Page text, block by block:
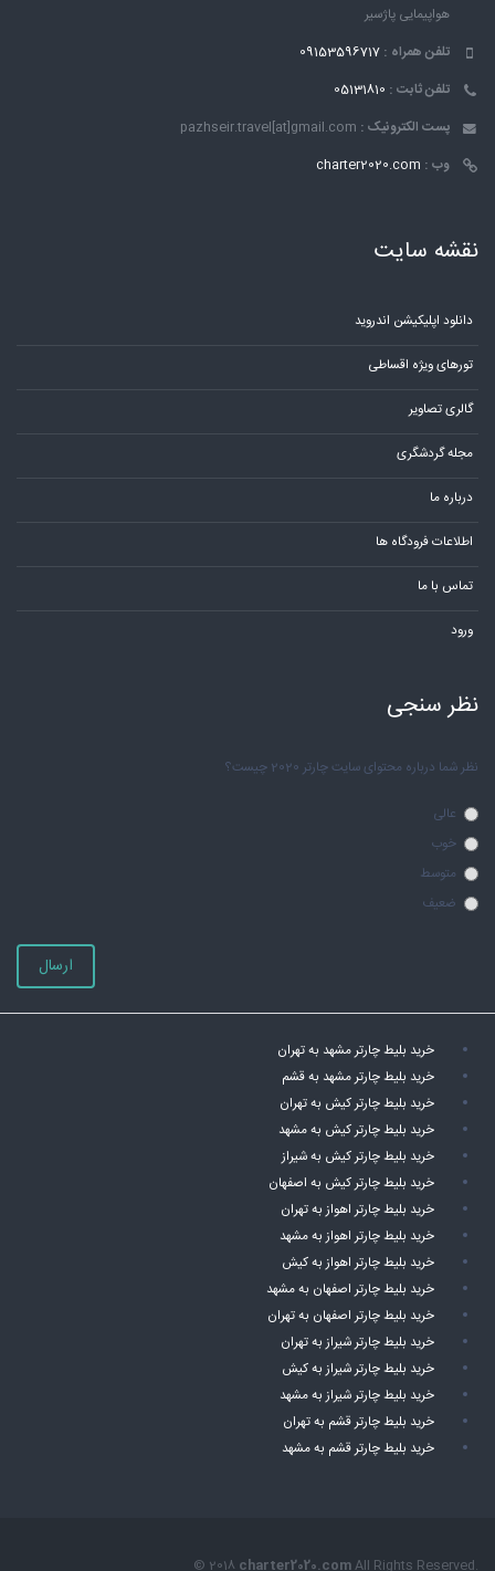
هواپیمایی پاژسیر
تلفن همراه : 09153596717
تلفن ثابت : 05131810
پست الکترونیک : pazhseir.travel[at]gmail.com
وب : charter2020.com
نقشه سایت
دانلود اپلیکیشن اندروید
تورهای ویژه اقساطی
گالری تصاویر
مجله گردشگری
درباره ما
اطلاعات فرودگاه ها
تماس با ما
ورود
نظر سنجی
نظر شما درباره محتوای سایت چارتر 2020 چیست؟
عالی
خوب
متوسط
ضعیف
ارسال
خرید بلیط چارتر مشهد به تهران
خرید بلیط چارتر مشهد به قشم
خرید بلیط چارتر کیش به تهران
خرید بلیط چارتر کیش به مشهد
خرید بلیط چارتر کیش به شیراز
خرید بلیط چارتر کیش به اصفهان
خرید بلیط چارتر اهواز به تهران
خرید بلیط چارتر اهواز به مشهد
خرید بلیط چارتر اهواز به کیش
خرید بلیط چارتر اصفهان به مشهد
خرید بلیط چارتر اصفهان به تهران
خرید بلیط چارتر شیراز به تهران
خرید بلیط چارتر شیراز به کیش
خرید بلیط چارتر شیراز به مشهد
خرید بلیط چارتر قشم به تهران
خرید بلیط چارتر قشم به مشهد
© 2018 charter2020.comAll Rights Reserved.